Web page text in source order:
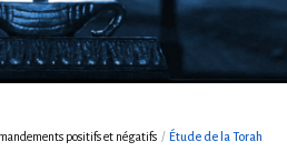
positifs et négatifs / Étude de la Torah